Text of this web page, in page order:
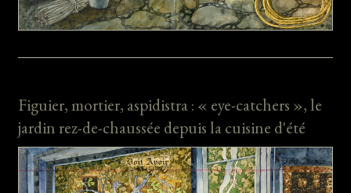
Figuier, mortier, aspidistra : « eye-catchers », le
jardin rez-de-chaussée depuis la cuisine d'été